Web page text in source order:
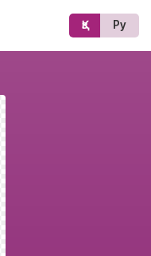
Қз Ру